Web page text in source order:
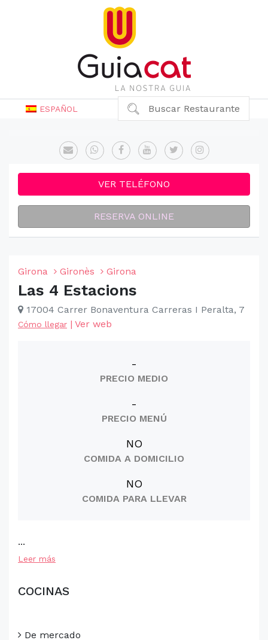
ESPAÑOL Buscar Restaurante
VER TELÉFONO
RESERVA ONLINE
Girona Gironès Girona
Las 4 Estacions
17004 Carrer Bonaventura Carreras I Peralta, 7
Cómo llegar | Ver web
-
PRECIO MEDIO
-
PRECIO MENÚ
NO
COMIDA A DOMICILIO
NO
COMIDA PARA LLEVAR
...
Leer más
COCINAS
De mercado